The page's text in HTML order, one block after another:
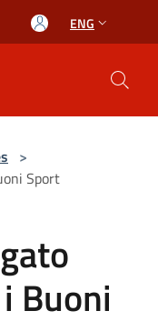
ENG
>
Sport
Buoni